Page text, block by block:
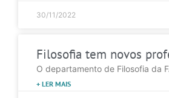
30/11/2022
Filosofia tem novos
O departamento de Filosofia da
+ LER MAIS